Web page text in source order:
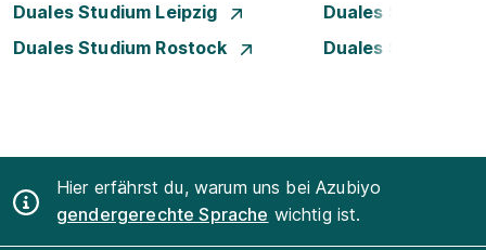
Duales Studium Leipzig
Duales Studium
Duales Studium Rostock
Duales Studium
Hier erfährst du, warum uns bei Azubiyo
gendergerechte Sprache wichtig ist.